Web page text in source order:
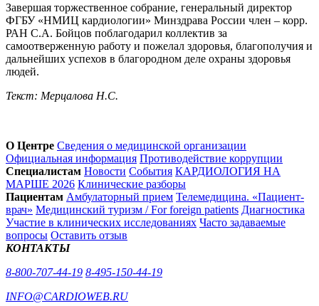
Завершая торжественное собрание, генеральный директор
ФГБУ «НМИЦ кардиологии» Минздрава России член – корр.
РАН С.А. Бойцов поблагодарил коллектив за
самоотверженную работу и пожелал здоровья, благополучия и
дальнейших успехов в благородном деле охраны здоровья
людей.
Текст: Мерцалова Н.С.
О Центре Сведения о медицинской организации
Официальная информация Противодействие коррупции
Специалистам Новости События КАРДИОЛОГИЯ НА
МАРШЕ 2026 Клинические разборы
Пациентам Амбулаторный прием Телемедицина. «Пациент-
врач» Медицинский туризм / For foreign patients Диагностика
Участие в клинических исследованиях Часто задаваемые
вопросы Оставить отзыв
КОНТАКТЫ
8-800-707-44-19 8-495-150-44-19
INFO@CARDIOWEB.RU